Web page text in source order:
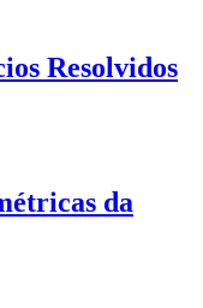
Resolvidos
da